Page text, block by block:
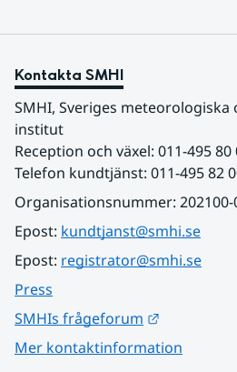
Kontakta SMHI
SMHI, Sveriges
institut
Reception och växel: 011-495 80
Telefon kundtjänst: 011-495 82
Organisationsnummer: 202100-
Epost: kundtjanst@smhi.se
Epost: registrator@smhi.se
Press
SMHIs frågeforum
Mer kontaktinformation